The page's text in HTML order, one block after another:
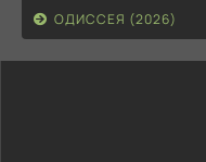
ОДИССЕЯ (2026)